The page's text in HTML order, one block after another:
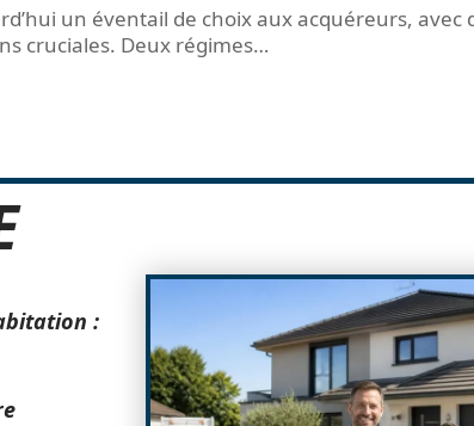
un éventail de choix aux acquéreurs, avec
cruciales. Deux régimes…
: